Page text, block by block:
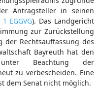
Antragsteller in seinen
EGGVG). Das Landgericht
zur Zurückstellung
der Rechtsauffassung des
Bayreuth hat den
Beachtung der
zu verbescheiden. Eine
dem Senat nicht möglich.